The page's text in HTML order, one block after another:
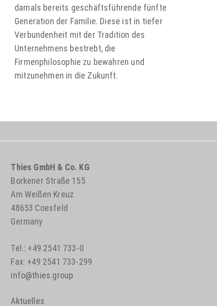
damals bereits geschäftsführende fünfte
Generation der Familie. Diese ist in tiefer
Verbundenheit mit der Tradition des
Unternehmens bestrebt, die
Firmenphilosophie zu bewahren und
mitzunehmen in die Zukunft.
Thies GmbH & Co. KG
Borkener Straße 155
Am Weißen Kreuz
48653 Coesfeld
Germany
Tel.: +49 2541 733-0
Fax: +49 2541 733-299
info@thies.group
Aktuelles